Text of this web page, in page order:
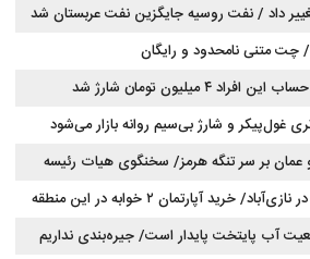
داد / نفت روسیه جایگزین نفت عربستان شد
۴ میلیون تومان شارژ شد
و عمان بر سر تنگه هرمز/ سخنگوی هیات رئیسه
تردد دریایی در تنگه، در آستانه نهایی شدن
لیست قیمت خرید مسکن در نازی‌آباد/ خرید آپارتمان ۲ خوابه در این منطقه
۱۴۰۵
آب پایتخت پایدار است/ جیره‌بندی نداریم